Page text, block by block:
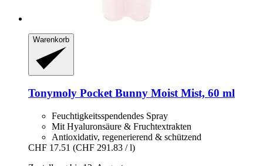
Warenkorb
Tonymoly Pocket Bunny Moist Mist, 60 ml
Feuchtigkeitsspendendes Spray
Mit Hyaluronsäure & Fruchtextrakten
Antioxidativ, regenerierend & schützend
CHF 17.51 (CHF 291.83 / l)